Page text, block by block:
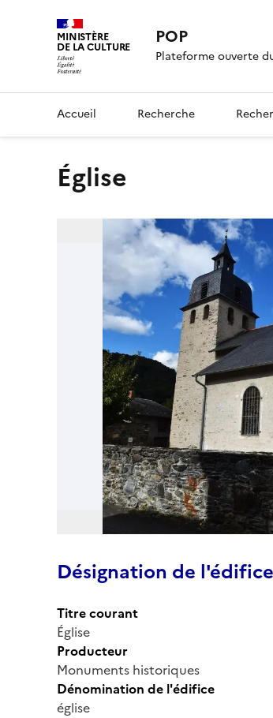
MINISTÈRE
DE LA CULTURE POP
Plateforme ouverte
Accueil Recherche
Église
Désignation de l'édifice
Titre courant
Église
Producteur
Monuments historiques
Dénomination de l'édifice
église